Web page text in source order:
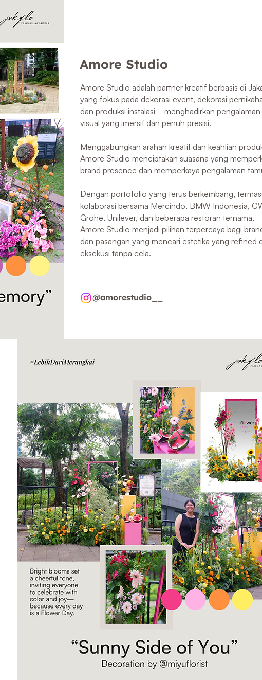
Amore Studio adalah partner kreatif berbasis di
yang fokus pada dekorasi event, dekorasi
dan produksi instalasi—menghadirkan pengalaman
visual yang imersif dan penuh presisi.
Menggabungkan arahan kreatif dan keahlian
Amore Studio menciptakan suasana yang
brand presence dan memperkaya pengalaman
Dengan portofolio yang terus berkembang,
kolaborasi bersama Mercindo, BMW Indonesia,
Grohe, Unilever, dan beberapa restoran ternama,
Amore Studio menjadi pilihan terpercaya bagi
dan pasangan yang mencari estetika yang refined
eksekusi tanpa cela.
@amorestudio__
Amore Studio